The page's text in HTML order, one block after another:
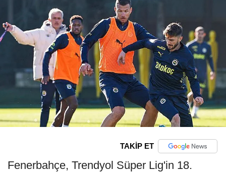
TAKİP ET
Fenerbahçe, Trendyol Süper Lig'in 18.